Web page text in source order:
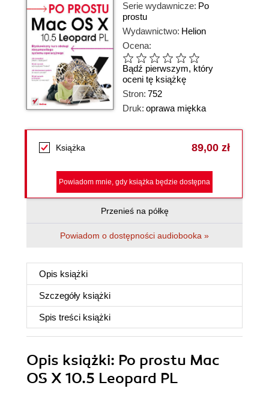
Serie wydawnicze: Po
prostu
Wydawnictwo: Helion
Ocena:
Bądź pierwszym, który
oceni tę książkę
Stron: 752
Druk: oprawa miękka
Książka 89,00 zł
Powiadom mnie, gdy książka będzie dostępna
Przenieś na półkę
Powiadom o dostępności audiobooka »
Opis książki
Szczegóły książki
Spis treści książki
Opis książki: Po prostu Mac
OS X 10.5 Leopard PL